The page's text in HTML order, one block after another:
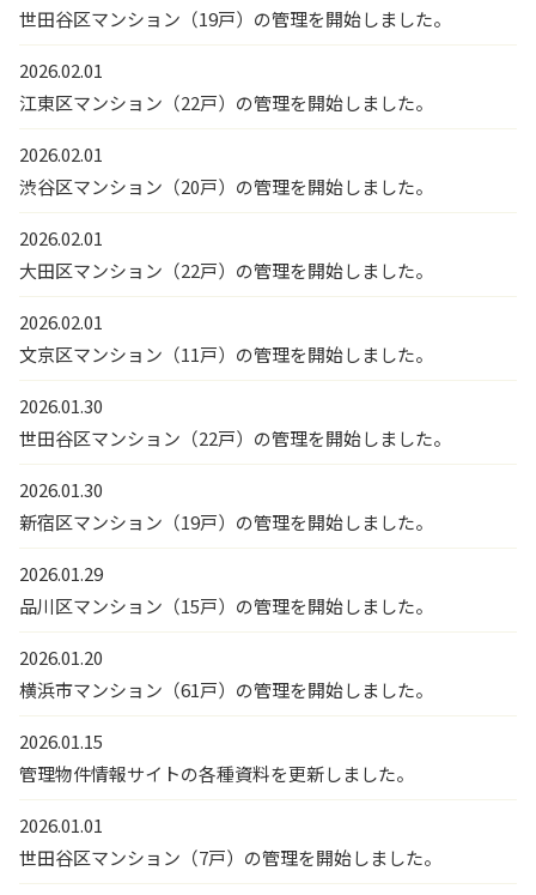
世田谷区マンション（19戸）の管理を開始しました。
2026.02.01
江東区マンション（22戸）の管理を開始しました。
2026.02.01
渋谷区マンション（20戸）の管理を開始しました。
2026.02.01
大田区マンション（22戸）の管理を開始しました。
2026.02.01
文京区マンション（11戸）の管理を開始しました。
2026.01.30
世田谷区マンション（22戸）の管理を開始しました。
2026.01.30
新宿区マンション（19戸）の管理を開始しました。
2026.01.29
品川区マンション（15戸）の管理を開始しました。
2026.01.20
横浜市マンション（61戸）の管理を開始しました。
2026.01.15
管理物件情報サイトの各種資料を更新しました。
2026.01.01
世田谷区マンション（7戸）の管理を開始しました。